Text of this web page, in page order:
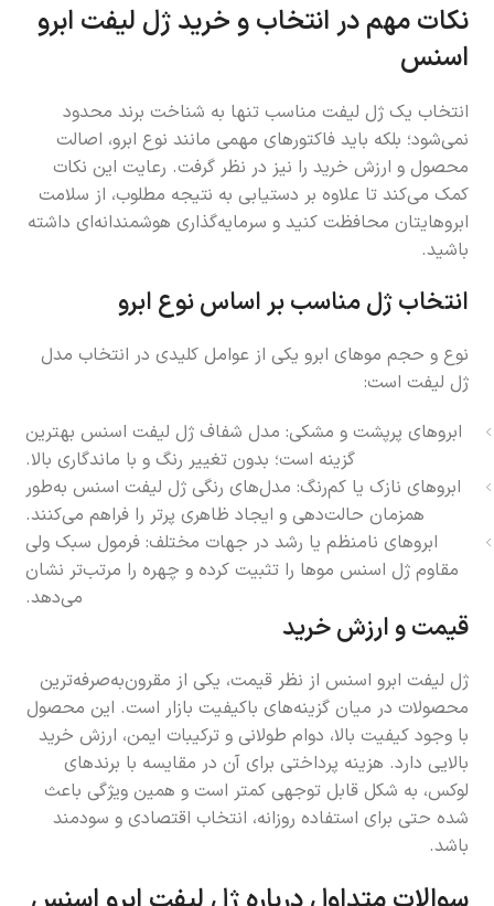
نکات مهم در انتخاب و خرید ژل لیفت ابرو
اسنس
انتخاب یک ژل لیفت مناسب تنها به شناخت برند محدود
نمی‌شود؛ بلکه باید فاکتورهای مهمی مانند نوع ابرو، اصالت
محصول و ارزش خرید را نیز در نظر گرفت. رعایت این نکات
کمک می‌کند تا علاوه بر دستیابی به نتیجه مطلوب، از سلامت
ابروهایتان محافظت کنید و سرمایه‌گذاری هوشمندانه‌ای داشته
باشید.
انتخاب ژل مناسب بر اساس نوع ابرو
نوع و حجم موهای ابرو یکی از عوامل کلیدی در انتخاب مدل
ژل لیفت است:
ابروهای پرپشت و مشکی: مدل شفاف ژل لیفت اسنس بهترین
گزینه است؛ بدون تغییر رنگ و با ماندگاری بالا.
ابروهای نازک یا کم‌رنگ: مدل‌های رنگی ژل لیفت اسنس به‌طور
همزمان حالت‌دهی و ایجاد ظاهری پرتر را فراهم می‌کنند.
ابروهای نامنظم یا رشد در جهات مختلف: فرمول سبک ولی
مقاوم ژل اسنس موها را تثبیت کرده و چهره را مرتب‌تر نشان
می‌دهد.
قیمت و ارزش خرید
ژل لیفت ابرو اسنس از نظر قیمت، یکی از مقرون‌به‌صرفه‌ترین
محصولات در میان گزینه‌های باکیفیت بازار است. این محصول
با وجود کیفیت بالا، دوام طولانی و ترکیبات ایمن، ارزش خرید
بالایی دارد. هزینه پرداختی برای آن در مقایسه با برندهای
لوکس، به شکل قابل توجهی کمتر است و همین ویژگی باعث
شده حتی برای استفاده روزانه، انتخاب اقتصادی و سودمند
باشد.